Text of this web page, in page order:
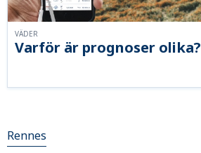
Varför är prognoser olika?
VÄDER
Rennes